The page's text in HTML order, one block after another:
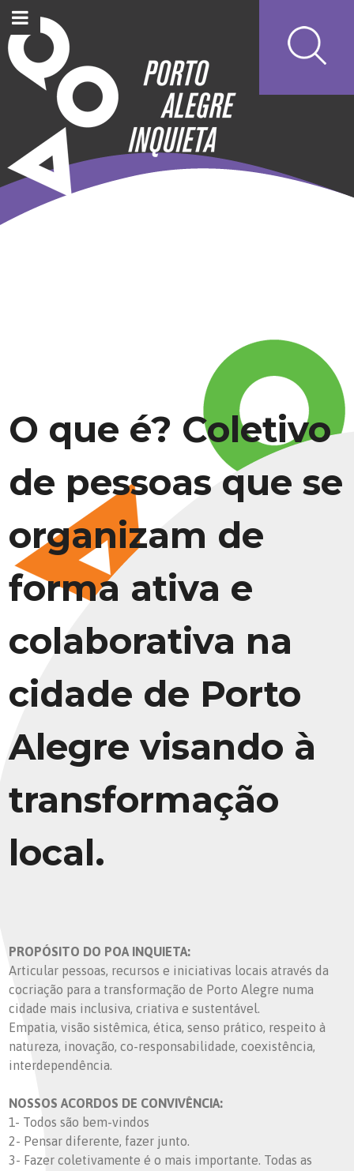
O que é? Coletivo
de pessoas que se
organizam de
forma ativa e
colaborativa na
cidade de Porto
Alegre visando à
transformação
local.
PROPÓSITO DO POA INQUIETA:
Articular pessoas, recursos e iniciativas locais através da
cocriação para a transformação de Porto Alegre numa
cidade mais inclusiva, criativa e sustentável.
Empatia, visão sistêmica, ética, senso prático, respeito à
natureza, inovação, co-responsabilidade, coexistência,
interdependência.
NOSSOS ACORDOS DE CONVIVÊNCIA:
1- Todos são bem-vindos
2- Pensar diferente, fazer junto.
3- Fazer coletivamente é o mais importante. Todas as